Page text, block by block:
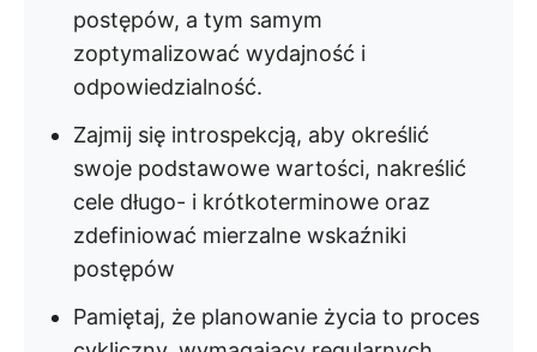
postępów, a tym samym
zoptymalizować wydajność i
odpowiedzialność.
Zajmij się introspekcją, aby określić
swoje podstawowe wartości, nakreślić
cele długo- i krótkoterminowe oraz
zdefiniować mierzalne wskaźniki
postępów
Pamiętaj, że planowanie życia to proces